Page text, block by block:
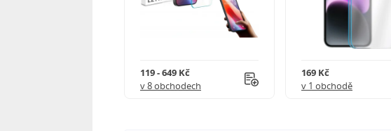
119 - 649 Kč
v 8 obchodech
169 Kč
v 1 obchodě